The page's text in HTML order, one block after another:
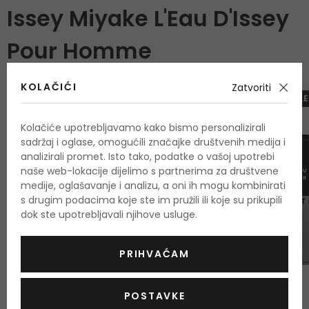
Issey Miyake L'Eau D'Issey
Pour Homme
-58%
-10%. KOD:
KOLAČIĆI Zatvoriti
Kolačiće upotrebljavamo kako bismo personalizirali
sadržaj i oglase, omogućili značajke društvenih medija i
analizirali promet. Isto tako, podatke o vašoj upotrebi
naše web-lokacije dijelimo s partnerima za društvene
medije, oglašavanje i analizu, a oni ih mogu kombinirati
s drugim podacima koje ste im pružili ili koje su prikupili
dok ste upotrebljavali njihove usluge.
PRIHVAĆAM
POSTAVKE